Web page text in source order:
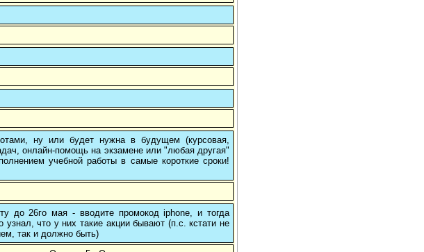
ну или будет нужна в будущем (курсовая,
онлайн-помощь на экзамене или "любая другая"
учебной работы в самые короткие сроки!
до 26го мая - вводите промокод iphone, и тогда
что у них такие акции бывают (п.с. кстати не
так и должно быть)